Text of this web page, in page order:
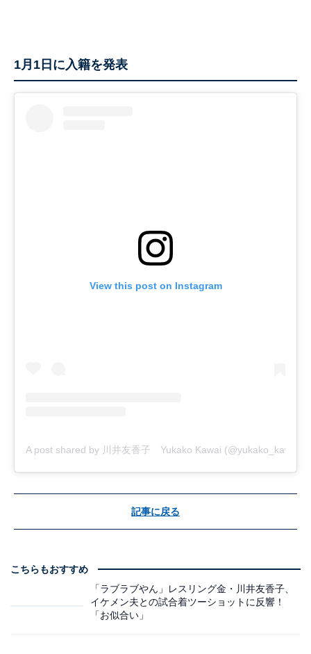
1月1日に入籍を発表
View this post on Instagram
A post shared by 川井友香子 Yukako Kawai
記事に戻る
こちらもおすすめ
「ラブラブやん」レスリング金・川井友香子、
イケメン夫との試合着ツーショットに反響！
「お似合い」